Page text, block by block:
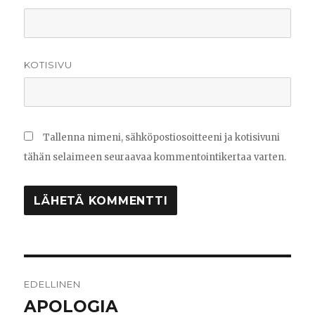
KOTISIVU
Tallenna nimeni, sähköpostiosoitteeni ja kotisivuni
tähän selaimeen seuraavaa kommentointikertaa varten.
selaus
EDELLINEN
Edellinen
APOLOGIA